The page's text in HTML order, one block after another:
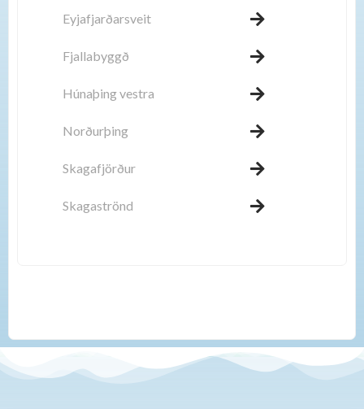
Eyjafjarðarsveit
Fjallabyggð
Húnaþing vestra
Norðurþing
Skagafjörður
Skagaströnd